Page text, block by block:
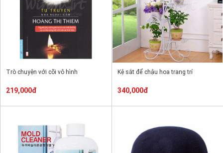
Trò chuyện với cõi vô hình
219,000đ
Kệ sắt để chậu hoa trang trí
340,000đ